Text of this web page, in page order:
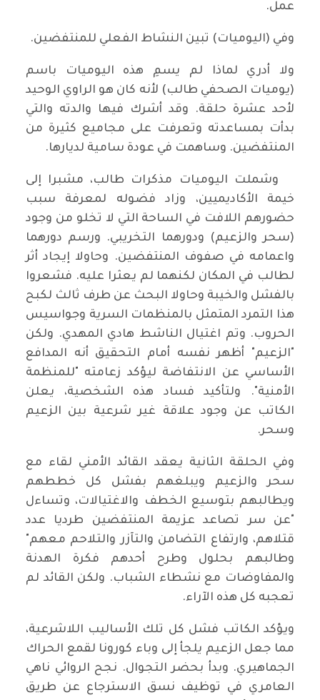
عمل.
وفي (اليوميات) تبين النشاط الفعلي للمنتفضين.
ولا أدري لماذا لم يسمِ هذه اليوميات باسم
(يوميات الصحفي طالب) لأنه كان هو الراوي الوحيد
لأحد عشرة حلقة. وقد أشرك فيها والدته والتي
بدأت بمساعدته وتعرفت على مجاميع كثيرة من
المنتفضين. وساهمت في عودة سامية لديارها.
وشملت اليوميات مذكرات طالب، مشبرا إلى
خيمة الأكاديميين، وزاد فضوله لمعرفة سبب
حضورهم اللافت في الساحة التي لا تخلو من وجود
(سحر والزعيم) ودورهما التخريبي. ورسم دورهما
واعمامه في صفوف المنتفضين. وحاولا إيجاد أثر
لطالب في المكان لكنهما لم يعثرا عليه. فشعروا
بالفشل والخيبة وحاولا البحث عن طرف ثالث لكبح
هذا التمرد المتمثل بالمنظمات السرية وجواسيس
الحروب. وتم اغتيال الناشط هادي المهدي. ولكن
"الزعيم" أظهر نفسه أمام التحقيق أنه المدافع
الأساسي عن الانتفاضة ليؤكد زعامته "للمنظمة
الأمنية". ولتأكيد فساد هذه الشخصية، يعلن
الكاتب عن وجود علاقة غير شرعية بين الزعيم
وسحر.
وفي الحلقة الثانية يعقد القائد الأمني لقاء مع
سحر والزعيم ويبلغهم بفشل كل خططهم
ويطالبهم بتوسيع الخطف والاغتيالات، وتساءل
"عن سر تصاعد عزيمة المنتفضين طرديا عدد
قتلاهم، وارتفاع التضامن والتآزر والتلاحم معهم"
وطالبهم بحلول وطرح أحدهم فكرة الهدنة
والمفاوضات مع نشطاء الشباب. ولكن القائد لم
تعجبه كل هذه الآراء.
ويؤكد الكاتب فشل كل تلك الأساليب اللاشرعية،
مما جعل الزعيم يلجأ إلى وباء كورونا لقمع الحراك
الجماهيري. وبدأ بحضر التجوال. نجح الروائي ناهي
العامري في توظيف نسق الاسترجاع عن طريق